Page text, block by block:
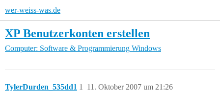
wer-weiss-was.de
XP Benutzerkonten erstellen
Computer: Software & Programmierung Windows
TylerDurden_535dd1 11. Oktober 2007 um 21:26
1